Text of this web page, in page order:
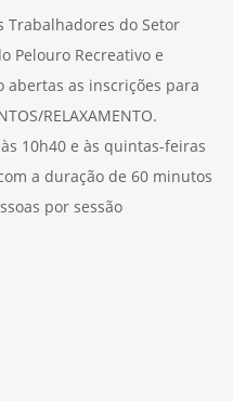
Trabalhadores do Setor
Pelouro Recreativo e
as inscrições para
RELAXAMENTO.
10h40 e às quintas-feiras
a duração de 60 minutos
por sessão